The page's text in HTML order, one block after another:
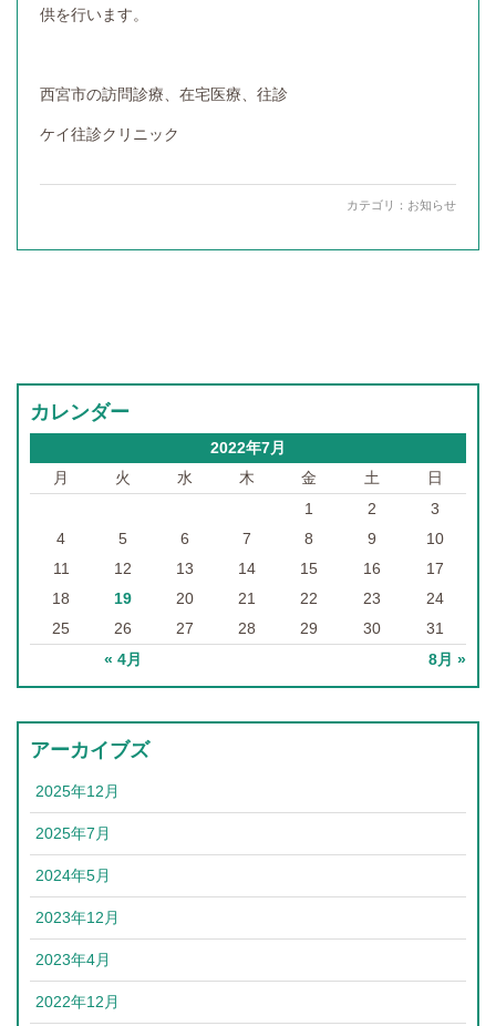
供を行います。
西宮市の訪問診療、在宅医療、往診
ケイ往診クリニック
カテゴリ： お知らせ
カレンダー
2022年7月
月
火 水 木 金 土 日
« 4月 8月 »
1 2
3
4
5 6 7 8 9
10
11
12 13 14 15 16
17
18
19 20 21 22 23
24
25
26 27 28 29 30 31
アーカイブズ
2025年12月
2025年7月
2024年5月
2023年12月
2023年4月
2022年12月